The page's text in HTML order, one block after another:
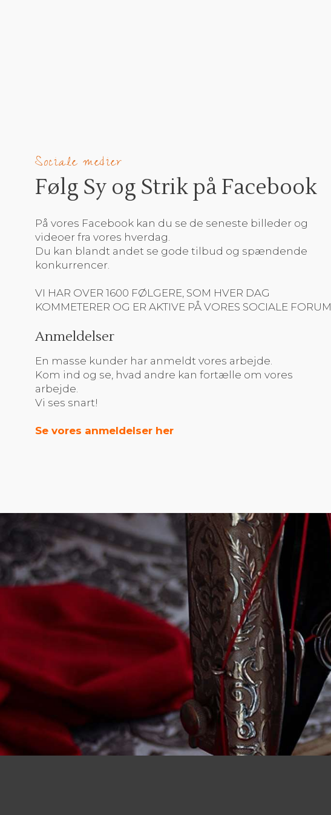
Sociale medier
Følg Sy og Strik på Facebook​
​​På vores Facebook kan du se de seneste billeder og
videoer fra vores hverdag.
​Du kan blandt andet se gode tilbud og spændende
konkurrencer.​
​VI HAR OVER 1600 FØLGERE, SOM HVER DAG​
KOMMETERER OG ER AKTIVE PÅ VORES SOCIALE FORUM.
​Anmeldelser
En masse kunder har anmeldt vores arbejde.
Kom ind og se, hvad andre kan fortælle om vores
arbejde.
Vi ses snart!
Se vores anmeldelser her